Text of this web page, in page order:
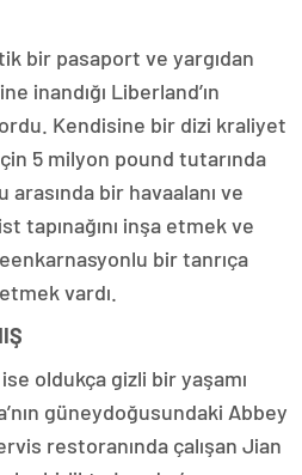
bir pasaport ve yargıdan
inandığı Liberland’ın
Kendisine bir dizi kraliyet
5 milyon pound tutarında
arasında bir havaalanı ve
tapınağını inşa etmek ve
bir tanrıça
vardı.
ise oldukça gizli bir yaşamı
güneydoğusundaki Abbey
restoranında çalışan Jian